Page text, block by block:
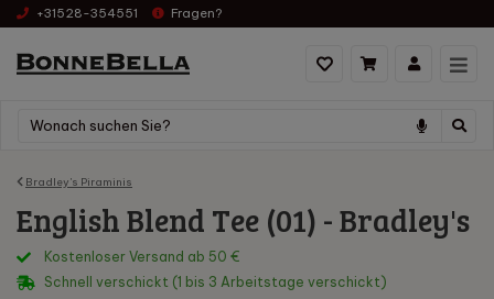
+31528-354551 Fragen?
Bradley's Piraminis
English Blend Tee (01) - Bradley's
Kostenloser Versand ab 50 €
Schnell verschickt (1 bis 3 Arbeitstage verschickt)